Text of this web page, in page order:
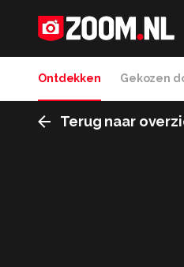
Ontdekken Gekozen
Terug naar